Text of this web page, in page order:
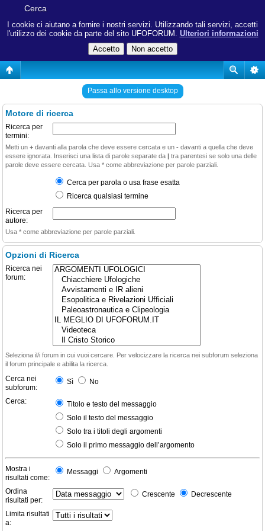
I cookie ci aiutano a fornire i nostri servizi. Utilizzando tali servizi, accetti
l'utilizzo dei cookie da parte del sito UFOFORUM. Ulteriori informazioni
Cerca
Passa allo versione desktop
Motore di ricerca
Ricerca per
termini:
Metti un + davanti alla parola che deve essere cercata e un - davanti a quella che deve
essere ignorata. Inserisci una lista di parole separate da | tra parentesi se solo una delle
parole deve essere cercata. Usa * come abbreviazione per parole parziali.
Cerca per parola o usa frase esatta
Ricerca qualsiasi termine
Ricerca per
autore:
Usa * come abbreviazione per parole parziali.
Opzioni di Ricerca
Ricerca nei
forum:
Seleziona il/i forum in cui vuoi cercare. Per velocizzare la ricerca nei subforum seleziona
il forum principale e abilita la ricerca.
Cerca nei
subforum:
Sì No
Cerca:
Titolo e testo del messaggio
Solo il testo del messaggio
Solo tra i titoli degli argomenti
Solo il primo messaggio dell’argomento
Mostra i
risultati come:
Messaggi Argomenti
Ordina
risultati per:
Crescente Decrescente
Limita risultati
a: